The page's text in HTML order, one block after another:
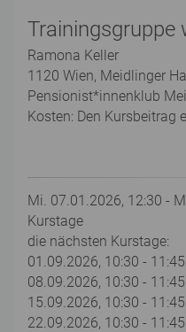
Trainingsgruppe
Ramona Keller
1120 Wien, Meidlinger
Pensionist*innenklub
Kosten: Den Kursbeitrag
Mi. 07.01.2026, 12:30 -
Kurstage
die nächsten Kurstage:
01.09.2026, 10:30 - 11:45
08.09.2026, 10:30 - 11:45
15.09.2026, 10:30 - 11:45
22.09.2026, 10:30 - 11:45